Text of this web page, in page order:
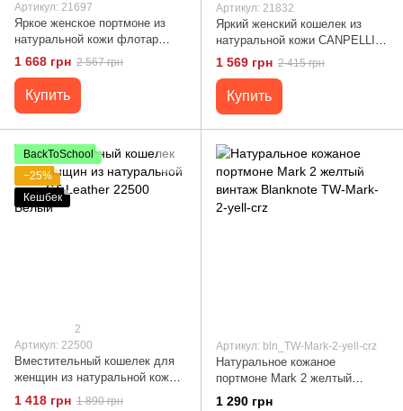
Артикул: 21697
Яркое женское портмоне из
натуральной кожи флотар
CANPELLINI 21697 Желтое
1 668 грн 2 567 грн
Купить
Артикул: 21832
Яркий женский кошелек из
натуральной кожи CANPELLINI
21832 Желтый
1 569 грн 2 415 грн
Купить
BackToSchool
−25%
Кешбек
2
Артикул: 22500
Вместительный кошелек для
женщин из натуральной кожи
ST Leather 22500 Белый
1 418 грн 1 890 грн
Артикул: bln_TW-Mark-2-yell-crz
Натуральное кожаное
портмоне Mark 2 желтый
винтаж Blanknote TW-Mark-2-
1 290 грн